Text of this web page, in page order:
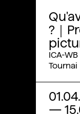
?｜
ICA-WB
Tournai
—